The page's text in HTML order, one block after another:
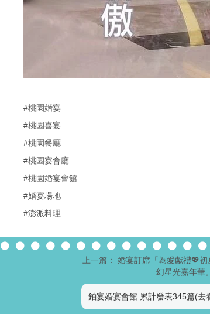
#桃園婚宴
#桃園喜宴
#桃園餐廳
#桃園宴會廳
#桃園婚宴會館
#婚宴場地
#澎派料理
上一篇： 婚宴訂席「為愛獻禮💖
幻星光嘉年華
鉑宴婚宴會館 累計發表345篇(去